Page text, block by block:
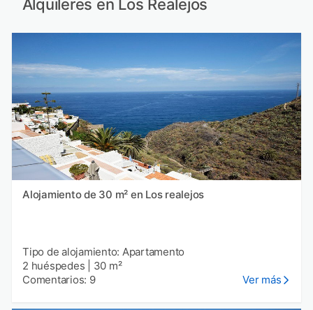
Alquileres en Los Realejos
Alojamiento de 30 m² en Los realejos
Tipo de alojamiento: Apartamento
2 huéspedes
30 m²
Comentarios: 9
Ver más